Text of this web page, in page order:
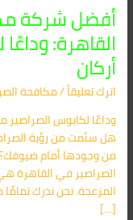
أفضل شركة
أركان
اترك تعليقاً/مكافحة
وداعًا لكابوس
هل سئمت من رؤية
من وجودها أمام ضيوفك؟
الصراصير في القاهرة
المزعجة. نحن ندرك
[…]
مكافحة
الصراصير
في
القاهرة:
وداعًا
للصراصير
مع
خصم
50%
من
أركان